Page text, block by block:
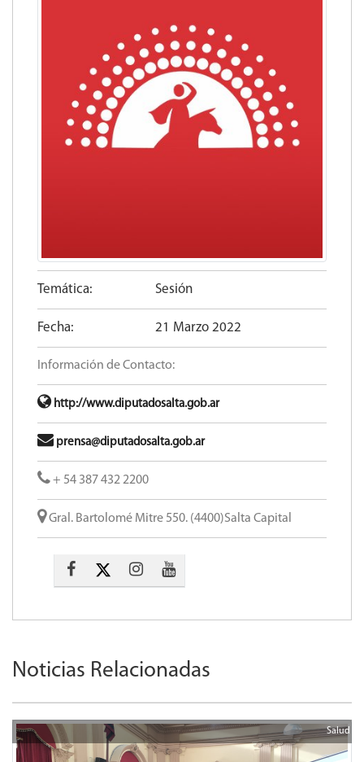
Temática: Sesión
Fecha: 21 Marzo 2022
Información de Contacto:
http://www.diputadosalta.gob.ar
prensa@diputadosalta.gob.ar
+ 54 387 432 2200
Gral. Bartolomé Mitre 550. (4400)Salta Capital
Noticias Relacionadas
Salud